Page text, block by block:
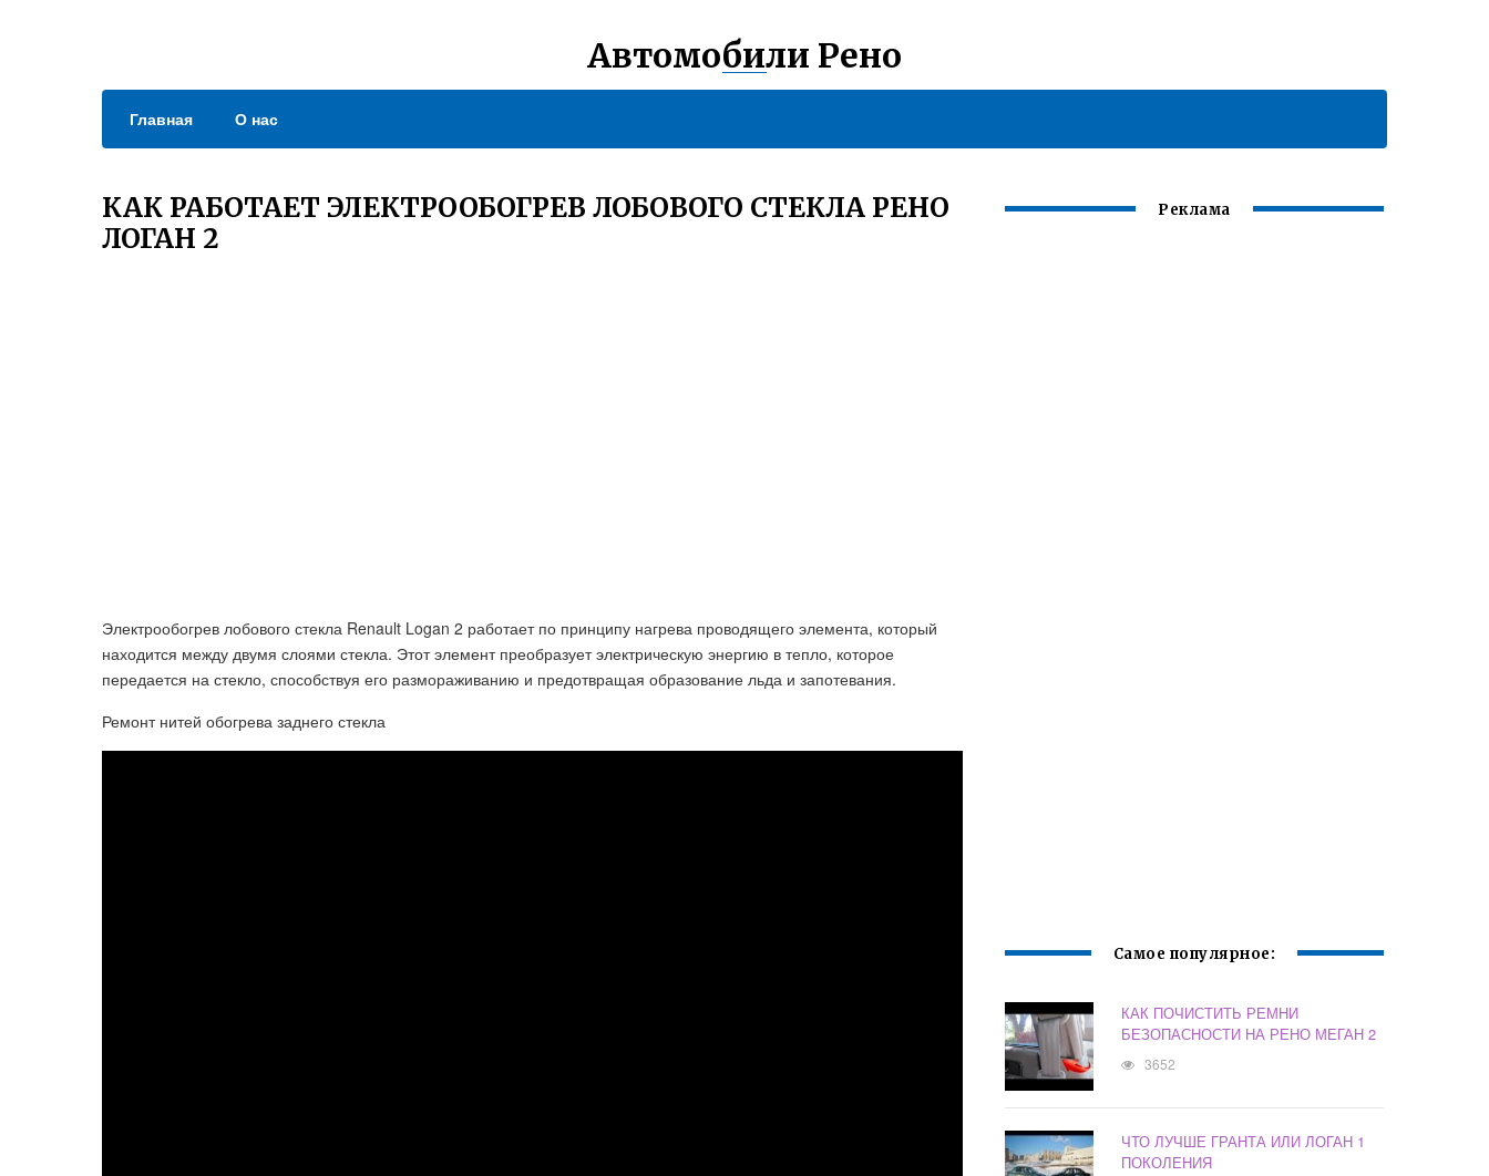
Автомобили Рено
Главная О нас
КАК РАБОТАЕТ ЭЛЕКТРООБОГРЕВ ЛОБОВОГО СТЕКЛА РЕНО
ЛОГАН 2
Электрообогрев лобового стекла Renault Logan 2 работает по принципу нагрева проводящего элемента, который
находится между двумя слоями стекла. Этот элемент преобразует электрическую энергию в тепло, которое
передается на стекло, способствуя его размораживанию и предотвращая образование льда и запотевания.
Ремонт нитей обогрева заднего стекла
Реклама
Самое популярное:
КАК ПОЧИСТИТЬ РЕМНИ
БЕЗОПАСНОСТИ НА РЕНО МЕГАН 2
3652
ЧТО ЛУЧШЕ ГРАНТА ИЛИ ЛОГАН 1
ПОКОЛЕНИЯ